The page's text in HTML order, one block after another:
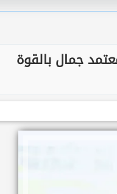
جمال بالقوة